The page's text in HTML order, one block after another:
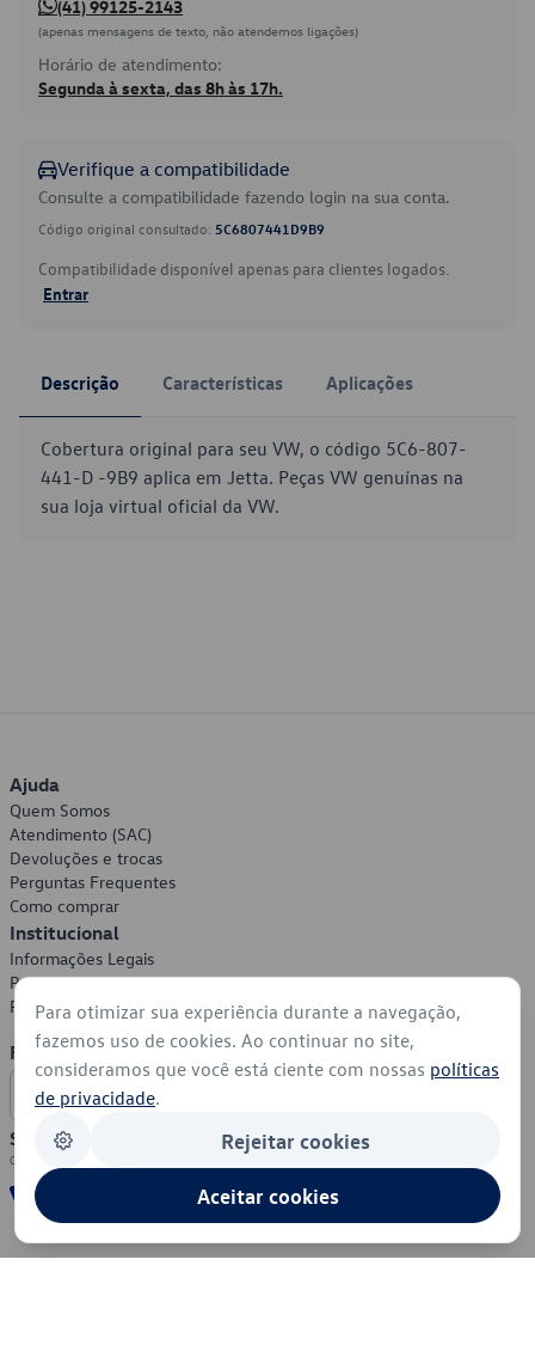
(41) 99125-2143
(apenas mensagens de texto, não atendemos ligações)
Horário de atendimento:
Segunda à sexta, das 8h às 17h.
Verifique a compatibilidade
Consulte a compatibilidade fazendo login na sua conta.
Código original consultado: 5C6807441D9B9
Compatibilidade disponível apenas para clientes logados.
Entrar
Descrição Características Aplicações
Cobertura original para seu VW, o código 5C6-807-
441-D -9B9 aplica em Jetta. Peças VW genuínas na
sua loja virtual oficial da VW.
Ajuda
Quem Somos
Atendimento (SAC)
Devoluções e trocas
Perguntas Frequentes
Como comprar
Institucional
Informações Legais
Política de Privacidade
Política de Cookies
Formas de Pagamento
Segurança
Para otimizar sua experiência durante a navegação,
fazemos uso de cookies. Ao continuar no site,
consideramos que você está ciente com nossas políticas
de privacidade.
Rejeitar cookies
Aceitar cookies